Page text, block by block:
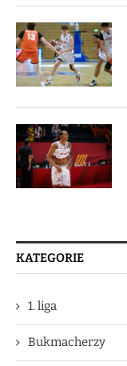
KATEGORIE
1. liga
Bukmacherzy